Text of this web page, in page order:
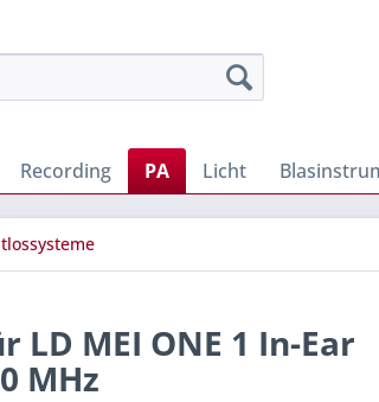
Recording PA Licht
LD MEI ONE 1 In-Ear
MHz